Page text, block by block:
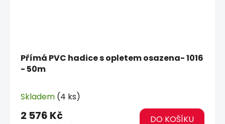
Přímá PVC hadice s opletem osazena- 1016
- 50m
Skladem (4 ks)
2 576 Kč DO KOŠÍKU